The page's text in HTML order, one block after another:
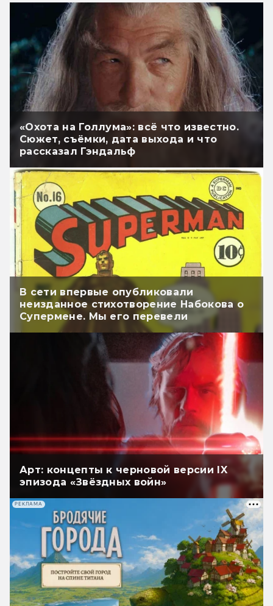
«Охота на Голлума»: всё что известно.
Сюжет, съёмки, дата выхода и что
рассказал Гэндальф
В сети впервые опубликовали
неизданное стихотворение Набокова о
Супермене. Мы его перевели
Арт: концепты к черновой версии IX
эпизода «Звёздных войн»
РЕКЛАМА